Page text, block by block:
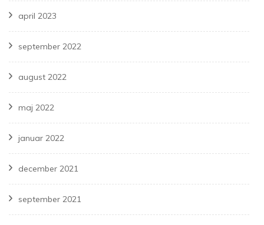
april 2023
september 2022
august 2022
maj 2022
januar 2022
december 2021
september 2021